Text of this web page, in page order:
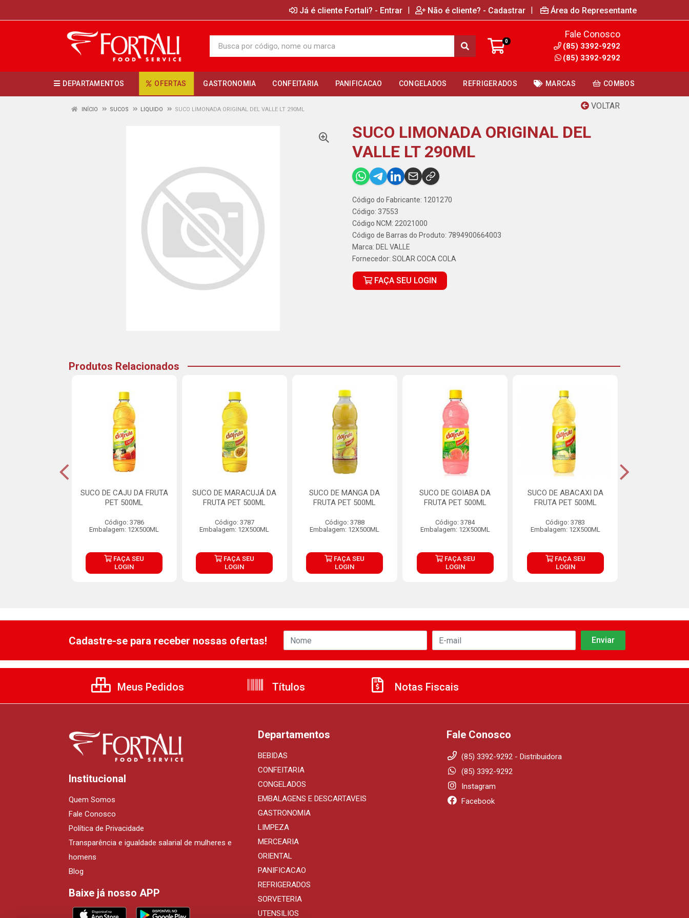
Já é cliente Fortali? - Entrar | Não é cliente? - Cadastrar | Área do Representante
0
Fale Conosco
(85) 3392-9292
(85) 3392-9292
DEPARTAMENTOS OFERTAS GASTRONOMIA CONFEITARIA PANIFICACAO CONGELADOS REFRIGERADOS MARCAS COMBOS
VOLTAR
INÍCIO SUCOS LIQUIDO SUCO LIMONADA ORIGINAL DEL VALLE LT 290ML
SUCO LIMONADA ORIGINAL DEL
VALLE LT 290ML
Código do Fabricante: 1201270
Código: 37553
Código NCM: 22021000
Código de Barras do Produto: 7894900664003
Marca: DEL VALLE
Fornecedor: SOLAR COCA COLA
FAÇA SEU LOGIN
Produtos Relacionados
SUCO DE CAJU DA FRUTA
PET 500ML
Código: 3786
Embalagem: 12X500ML
FAÇA SEU
LOGIN
SUCO DE MARACUJÁ DA
FRUTA PET 500ML
Código: 3787
Embalagem: 12X500ML
FAÇA SEU
LOGIN
SUCO DE MANGA DA
FRUTA PET 500ML
Código: 3788
Embalagem: 12X500ML
FAÇA SEU
LOGIN
SUCO DE GOIABA DA
FRUTA PET 500ML
Código: 3784
Embalagem: 12X500ML
FAÇA SEU
LOGIN
SUCO DE ABACAXI DA
FRUTA PET 500ML
Código: 3783
Embalagem: 12X500ML
FAÇA SEU
LOGIN
Cadastre-se para receber nossas ofertas!
Meus Pedidos Títulos Notas Fiscais
Institucional
Quem Somos
Fale Conosco
Política de Privacidade
Transparência e igualdade salarial de mulheres e
homens
Blog
Baixe já nosso APP
Departamentos
BEBIDAS
CONFEITARIA
CONGELADOS
EMBALAGENS E DESCARTAVEIS
GASTRONOMIA
LIMPEZA
MERCEARIA
ORIENTAL
PANIFICACAO
REFRIGERADOS
SORVETERIA
UTENSILIOS
Fale Conosco
(85) 3392-9292 - Distribuidora
(85) 3392-9292
Instagram
Facebook